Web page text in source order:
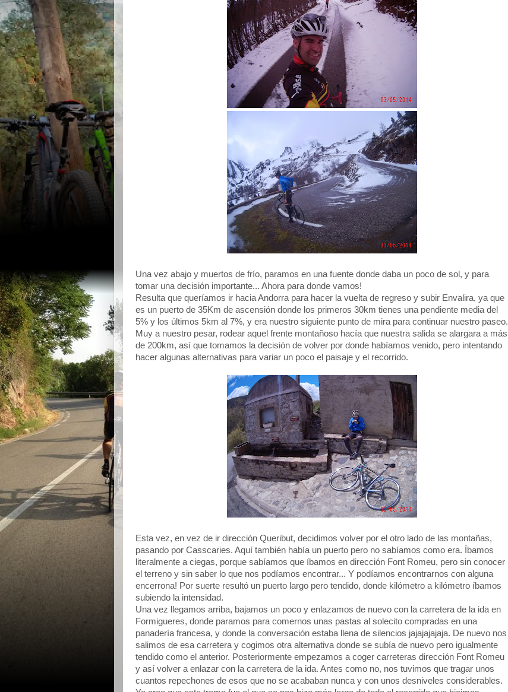
Una vez abajo y muertos de frío, paramos en una fuente donde daba un poco de sol, y para
tomar una decisión importante... Ahora para donde vamos!
Resulta que queríamos ir hacia Andorra para hacer la vuelta de regreso y subir Envalira, ya que
es un puerto de 35Km de ascensión donde los primeros 30km tienes una pendiente media del
5% y los últimos 5km al 7%, y era nuestro siguiente punto de mira para continuar nuestro paseo.
Muy a nuestro pesar, rodear aquel frente montañoso hacía que nuestra salida se alargara a más
de 200km, así que tomamos la decisión de volver por donde habíamos venido, pero intentando
hacer algunas alternativas para variar un poco el paisaje y el recorrido.
Esta vez, en vez de ir dirección Queribut, decidimos volver por el otro lado de las montañas,
pasando por Casscaries. Aquí también había un puerto pero no sabíamos como era. Íbamos
literalmente a ciegas, porque sabíamos que íbamos en dirección Font Romeu, pero sin conocer
el terreno y sin saber lo que nos podíamos encontrar... Y podíamos encontrarnos con alguna
encerrona! Por suerte resultó un puerto largo pero tendido, donde kilómetro a kilómetro íbamos
subiendo la intensidad.
Una vez llegamos arriba, bajamos un poco y enlazamos de nuevo con la carretera de la ida en
Formigueres, donde paramos para comernos unas pastas al solecito compradas en una
panadería francesa, y donde la conversación estaba llena de silencios jajajajajaja. De nuevo nos
salimos de esa carretera y cogimos otra alternativa donde se subía de nuevo pero igualmente
tendido como el anterior. Posteriormente empezamos a coger carreteras dirección Font Romeu
y así volver a enlazar con la carretera de la ida. Antes como no, nos tuvimos que tragar unos
cuantos repechones de esos que no se acababan nunca y con unos desniveles considerables.